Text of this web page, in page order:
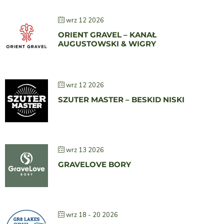
wrz 12 2026
ORIENT GRAVEL – KANAŁ
AUGUSTOWSKI & WIGRY
wrz 12 2026
SZUTER MASTER – BESKID NISKI
wrz 13 2026
GRAVELOVE BORY
wrz 18 - 20 2026